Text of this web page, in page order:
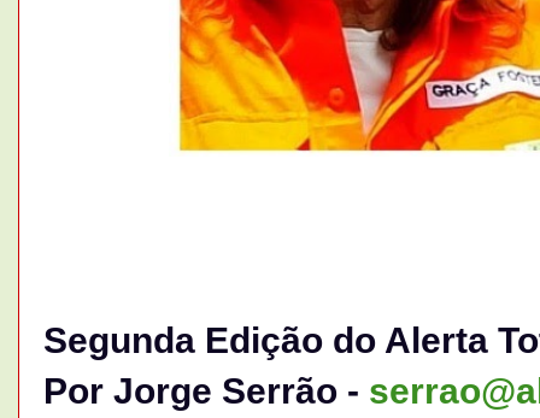
Segunda Edição do Alerta
Por Jorge Serrão -